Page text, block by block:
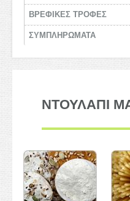
BΡΕΦΙΚΕΣ ΤΡΟΦΕΣ
ΣΥΜΠΛΗΡΩΜΑΤΑ
ΝΤΟΥΛΑΠΙ